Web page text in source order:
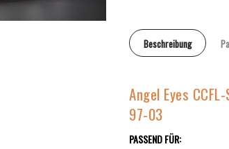
Beschreibung
Angel Eyes
97-03
PASSEND FÜR: